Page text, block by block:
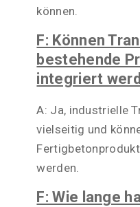
können.
F: Können
bestehende
integriert
A: Ja, industrielle
vielseitig und
werden.
F: Wie lange